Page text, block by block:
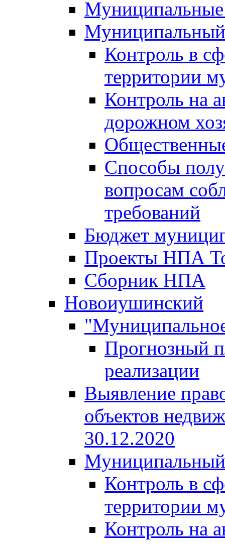
Муниципальные
Муниципальный
Контроль в
территории
Контроль на
дорожном
Способы
вопросам
требований
Бюджет
Проекты НПА
Сборник НПА
Новоиушинский
Прогнозный
реализации
Выявление
объектов
30.12.2020
Муниципальный
Контроль в
территории
Контроль на